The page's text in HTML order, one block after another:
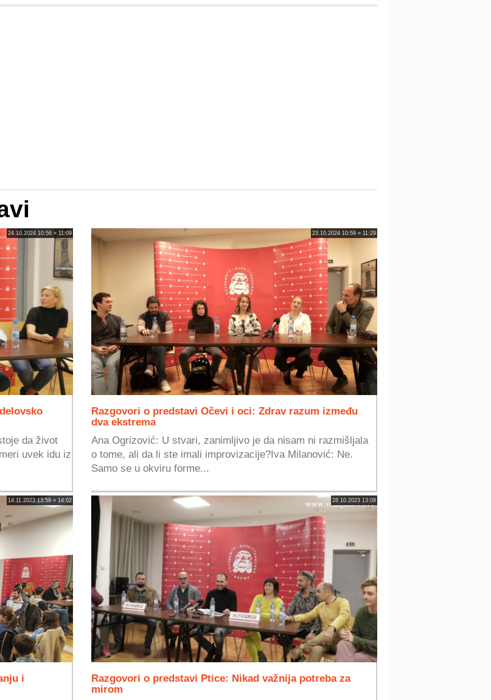
24.10.2024 10:56 » 11:09
da život
uvek idu iz
23.10.2024 10:59 » 11:29
Razgovori o predstavi Očevi i oci: Zdrav razum između
dva ekstrema
Ana Ogrizović: U stvari, zanimljivo je da nisam ni razmišljala
o tome, ali da li ste imali improvizacije?Iva Milanović: Ne.
Samo se u okviru forme...
14.11.2023 13:59 » 14:02
i
28.10.2023 13:08
Razgovori o predstavi Ptice: Nikad važnija potreba za
mirom